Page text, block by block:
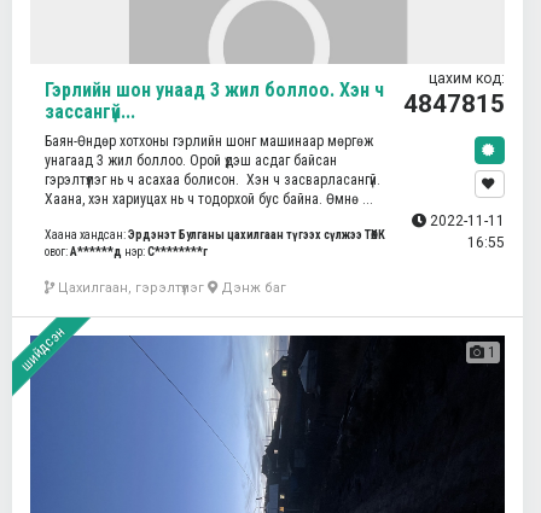
Гэрлийн шон унаад 3 жил боллоо. Хэн ч
зассангүй...
Баян-Өндөр хотхоны гэрлийн шонг машинаар мөргөж
унагаад 3 жил боллоо. Орой үдэш асдаг байсан
гэрэлтүүлэг нь ч асахаа болисон. Хэн ч засварласангүй.
Хаана, хэн хариуцах нь ч тодорхой бус байна. Өмнө ...
Хаана хандсан:Эрдэнэт Булганы цахилгаан түгээх сүлжээ ТӨХК
овог:А******д нэр:С********г
Цахилгаан, гэрэлтүүлэг Дэнж баг
цахим код:
4847815
2022-11-11
16:55
шийдсэн 1